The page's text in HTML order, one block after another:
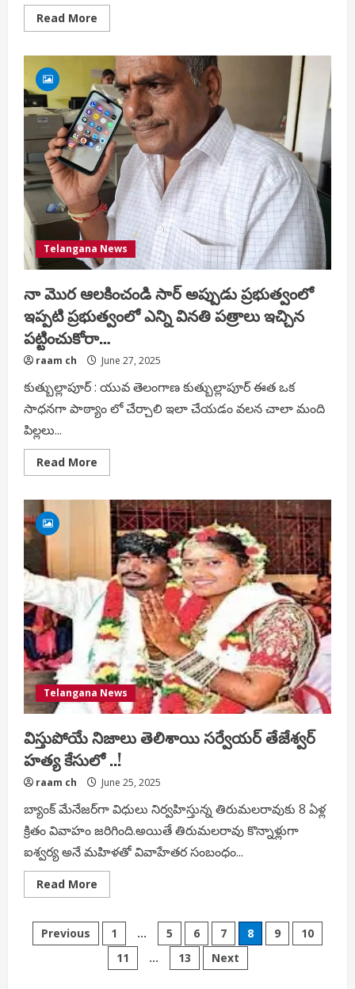
Read More
more
కట్టిన
రాజకీయ
నేతలు,
భక్తులు
బోనాల
సంబరాలు
షురూ….
Telangana News
నా మొర ఆలకించండి సార్ అప్పుడు ప్రభుత్వంలో
ఇప్పటి ప్రభుత్వంలో ఎన్ని వినతి పత్రాలు ఇచ్చిన
పట్టించుకోరా…
raam ch June 27, 2025
కుత్బుల్లాపూర్ : యువ తెలంగాణ కుత్బుల్లాపూర్ ఈత ఒక
సాధనగా పాఠ్యాం లో చేర్చాలి ఇలా చేయడం వలన చాలా మంది
పిల్లలు...
Read More
more
మొర
ఆలకించండి
సార్
అప్పుడు
ప్రభుత్వంలో
ఇప్పటి
ప్రభుత్వంలో
ఎన్ని
వినతి
పత్రాలు
ఇచ్చిన
పట్టించుకోరా…
Telangana News
విస్తుపోయే నిజాలు తెలిశాయి సర్వేయర్ తేజేశ్వర్
హత్య కేసులో ..!
raam ch June 25, 2025
బ్యాంక్ మేనేజర్‌గా విధులు నిర్వహిస్తున్న తిరుమలరావుకు 8 ఏళ్ల
క్రితం వివాహం జరిగింది.అయితే తిరుమలరావు కొన్నాళ్లుగా
ఐశ్వర్య అనే మహిళతో వివాహేతర సంబంధం...
Read More
more
నిజాలు
తెలిశాయి
సర్వేయర్
తేజేశ్వర్
హత్య
Posts
pagination
Previous 1 … 5 6 7 8 9
10
11
… 13 Next